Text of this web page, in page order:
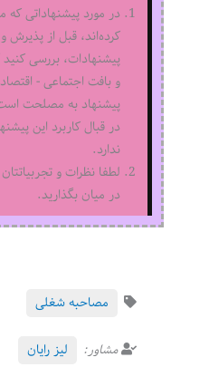
در مورد پیشنهاداتی که
کرده‌اند، قبل از پذیرش
پیشنهادات، بررسی کنید
و بافت اجتماعی -
پیشنهاد به مصلحت
در قبال کاربرد این
ندارد.
لطفا نظرات و
در میان بگذارید.
مصاحبه شغلی
مشاور:
لیز رایان